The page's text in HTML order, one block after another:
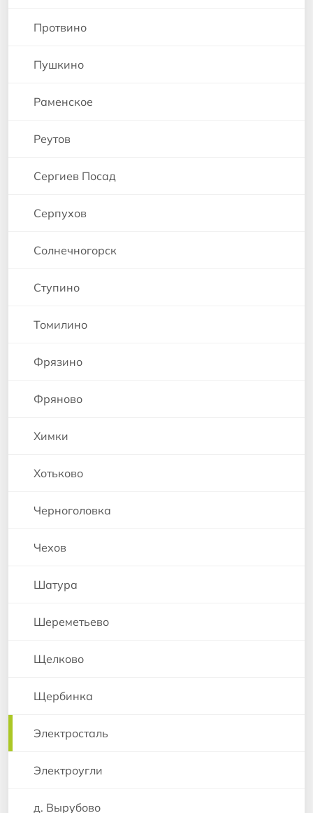
Протвино
Пушкино
Раменское
Реутов
Сергиев Посад
Серпухов
Солнечногорск
Ступино
Томилино
Фрязино
Фряново
Химки
Хотьково
Черноголовка
Чехов
Шатура
Шереметьево
Щелково
Щербинка
Электросталь
Электроугли
д. Вырубово